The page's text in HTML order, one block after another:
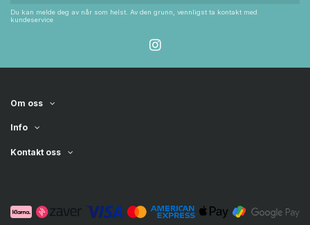
Du kan melde deg av når som helst. Av den grunn, vennligst ta kontakt med
kundeservice
Om oss
Info
Kontakt oss